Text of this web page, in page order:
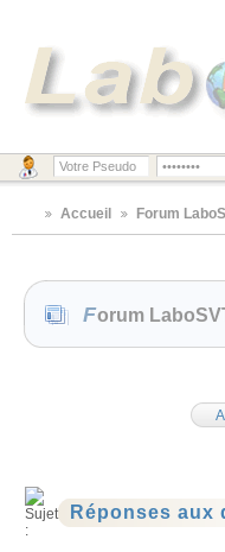
Accueil Forum
Forum
Réponses aux